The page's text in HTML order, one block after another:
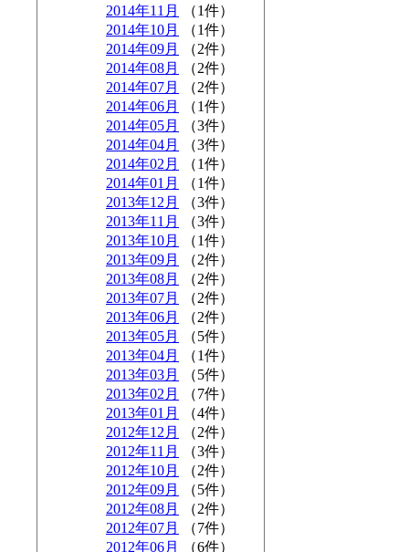
2014年11月
（1件）
2014年10月
（1件）
2014年09月
（2件）
2014年08月
（2件）
2014年07月
（2件）
2014年06月
（1件）
2014年05月
（3件）
2014年04月
（3件）
2014年02月
（1件）
2014年01月
（1件）
2013年12月
（3件）
2013年11月
（3件）
2013年10月
（1件）
2013年09月
（2件）
2013年08月
（2件）
2013年07月
（2件）
2013年06月
（2件）
2013年05月
（5件）
2013年04月
（1件）
2013年03月
（5件）
2013年02月
（7件）
2013年01月
（4件）
2012年12月
（2件）
2012年11月
（3件）
2012年10月
（2件）
2012年09月
（5件）
2012年08月
（2件）
2012年07月
（7件）
2012年06月
（6件）